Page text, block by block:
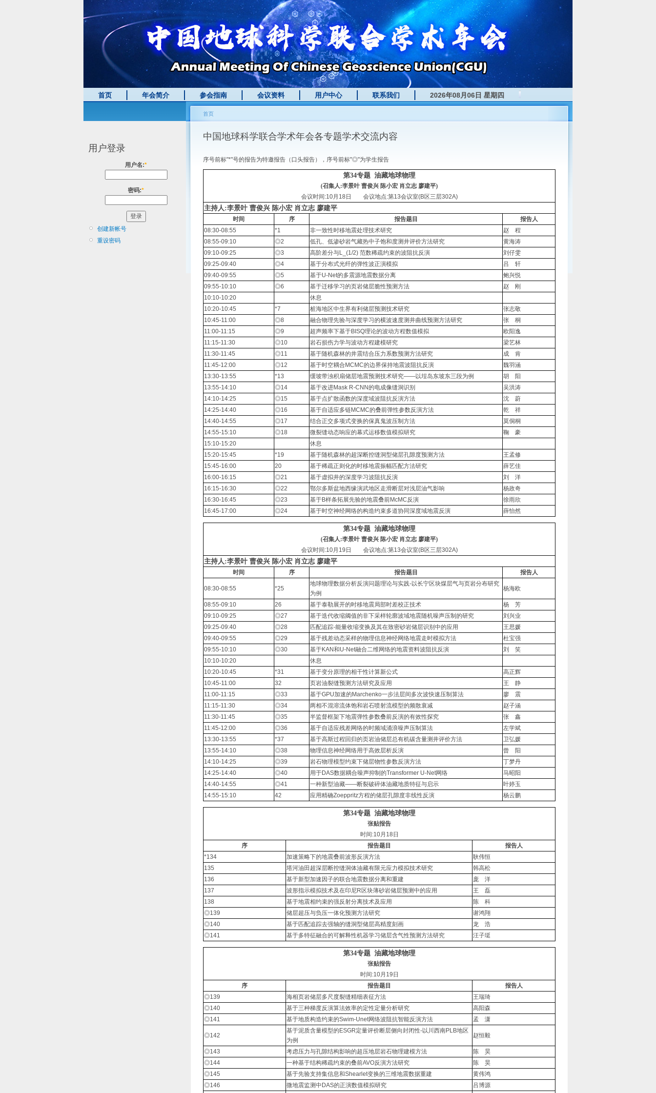
首页 年会简介 参会指南 会议资料 用户中心 联系我们 2026年08月06日 星期四
用户登录
用户名:*
密码:*
创建新帐号
重设密码
首页
中国地球科学联合学术年会各专题学术交流内容
序号前标"*"号的报告为特邀报告（口头报告），序号前标"◎"为学生报告
第34专题 油藏地球物理
(召集人:李景叶 曹俊兴 陈小宏 肖立志 廖建平)
会议时间:10月18日 会议地点:第13会议室(B区三层302A)
主持人:李景叶 曹俊兴 陈小宏 肖立志 廖建平
时间 序 报告题目
报告人
08:30-08:55
*1 非一致性时移地震处理技术研究
赵 程
08:55-09:10
◎2 低孔、低渗砂岩气藏热中子饱和度测井评价方法研究
黄海涛
09:10-09:25
◎3 高阶差分与L_(1/2) 范数稀疏约束的波阻抗反演
刘仔雯
09:25-09:40
◎4 基于分布式光纤的弹性波正演模拟
吕 轩
09:40-09:55
◎5 基于U-Net的多震源地震数据分离
鲍兴悦
09:55-10:10
◎6 基于迁移学习的页岩储层脆性预测方法
赵 刚
10:10-10:20
休息
10:20-10:45
*7 桩海地区中生界有利储层预测技术研究
张志敬
10:45-11:00
◎8 融合物理先验与深度学习的横波速度测井曲线预测方法研究
张 桐
11:00-11:15
◎9 超声频率下基于BISQ理论的波动方程数值模拟
欧阳逸
11:15-11:30
◎10 岩石损伤力学与波动方程建模研究
梁艺林
11:30-11:45
◎11 基于随机森林的井震结合压力系数预测方法研究
成 肯
11:45-12:00
◎12 基于时空耦合MCMC的边界保持地震波阻抗反演
魏羽涵
13:30-13:55
*13 缓坡带浊积扇储层地震预测技术研究——以埕岛东坡东三段为例
胡 阳
13:55-14:10
◎14 基于改进Mask R-CNN的电成像缝洞识别
吴洪涛
14:10-14:25
◎15 基于点扩散函数的深度域波阻抗反演方法
沈 蔚
14:25-14:40
◎16 基于自适应多链MCMC的叠前弹性参数反演方法
乾 祥
14:40-14:55
◎17 结合正交多项式变换的保真鬼波压制方法
莫侗桐
14:55-15:10
◎18 微裂缝动态响应的幕式运移数值模拟研究
鞠 豪
15:10-15:20
休息
15:20-15:45
*19 基于随机森林的超深断控缝洞型储层孔隙度预测方法
王孟修
15:45-16:00
20 基于稀疏正则化的时移地震振幅匹配方法研究
薛艺佳
16:00-16:15
◎21 基于虚拟井的深度学习波阻抗反演
刘 洋
16:15-16:30
◎22 鄂尔多斯盆地西缘演武地区走滑断层对浅层油气影响
杨政奇
16:30-16:45
◎23 基于B样条拓展先验的地震叠前McMC反演
徐雨欣
16:45-17:00
◎24 基于时空神经网络的构造约束多道协同深度域地震反演 薛怡然
第34专题 油藏地球物理
(召集人:李景叶 曹俊兴 陈小宏 肖立志 廖建平)
会议时间:10月19日 会议地点:第13会议室(B区三层302A)
主持人:李景叶 曹俊兴 陈小宏 肖立志 廖建平
时间 序 报告题目 报告人
08:30-08:55 *25
地球物理数据分析反演问题理论与实践-以长宁区块煤层气与页岩分布研究
为例
杨海欧
08:55-09:10 26 基于泰勒展开的时移地震局部时差校正技术
杨 芳
09:10-09:25
◎27 基于迭代收缩阈值的非下采样轮廓波域地震随机噪声压制的研究
刘兴业
09:25-09:40
◎28 匹配追踪-能量收缩变换及其在致密砂岩储层识别中的应用
王思媛
09:40-09:55
◎29 基于残差动态采样的物理信息神经网络地震走时模拟方法
杜宝强
09:55-10:10
◎30 基于KAN和U-Net融合二维网络的地震资料波阻抗反演
刘 笑
10:10-10:20
休息
10:20-10:45
*31 基于变分原理的相干性计算新公式
高正辉
10:45-11:00
32 页岩油裂缝预测方法研究及应用
王 静
11:00-11:15
◎33 基于GPU加速的Marchenko一步法层间多次波快速压制算法
廖 震
11:15-11:30
◎34 两相不混溶流体饱和岩石喷射流模型的频散衰减
赵子涵
11:30-11:45
◎35 半监督框架下地震弹性参数叠前反演的有效性探究
张 鑫
11:45-12:00
◎36 基于自适应残差网络的时频域涌浪噪声压制算法
左学斌
13:30-13:55
*37 基于高斯过程回归的页岩油储层总有机碳含量测井评价方法
卫弘媛
13:55-14:10
◎38 物理信息神经网络用于高效层析反演
曾 阳
14:10-14:25
◎39 岩石物理模型约束下储层物性参数反演方法
丁梦丹
14:25-14:40
◎40 用于DAS数据耦合噪声抑制的Transformer U-Net网络
马昭阳
14:40-14:55
◎41 一种新型油藏——断裂破碎体油藏地质特征与启示
叶婷玉
14:55-15:10
42 应用精确Zoeppritz方程的储层孔隙度非线性反演 杨云鹏
第34专题 油藏地球物理
张贴报告
时间:10月18日
序
报告题目
报告人
*134
加速策略下的地震叠前波形反演方法
耿伟恒
135
塔河油田超深层断控缝洞体油藏有限元应力模拟技术研究
韩高松
136
基于新型加速因子的联合地震数据分离和重建
庞 洋
137
波形指示模拟技术及在印尼R区块薄砂岩储层预测中的应用
王 磊
138
基于地震相约束的强反射分离技术及应用
陈 科
◎139
储层超压与负压一体化预测方法研究
谢鸿翔
◎140
基于匹配追踪去强轴的缝洞型储层高精度刻画
龙 浩
◎141
基于多特征融合的可解释性机器学习储层含气性预测方法研究 汪子珽
第34专题 油藏地球物理
张贴报告
时间:10月19日
序
报告题目
报告人
◎139
海相页岩储层多尺度裂缝精细表征方法
王瑞琦
◎140
基于三种梯度反演算法效率的定性定量分析研究
高阳森
◎141
基于地质构造约束的Swim-Unet网络波阻抗智能反演方法 孟 潇
◎142
基于泥质含量模型的ESGR定量评价断层侧向封闭性-以川西南PLB地区
为例
赵恒毅
◎143 考虑压力与孔隙结构影响的超压地层岩石物理建模方法
陈 昊
◎144
一种基于结构稀疏约束的叠前AVO反演方法研究
陈 昊
◎145
基于先验支持集信息和Shearlet变换的三维地震数据重建
黄伟鸿
◎146
微地震监测中DAS的正演数值模拟研究
吕博源